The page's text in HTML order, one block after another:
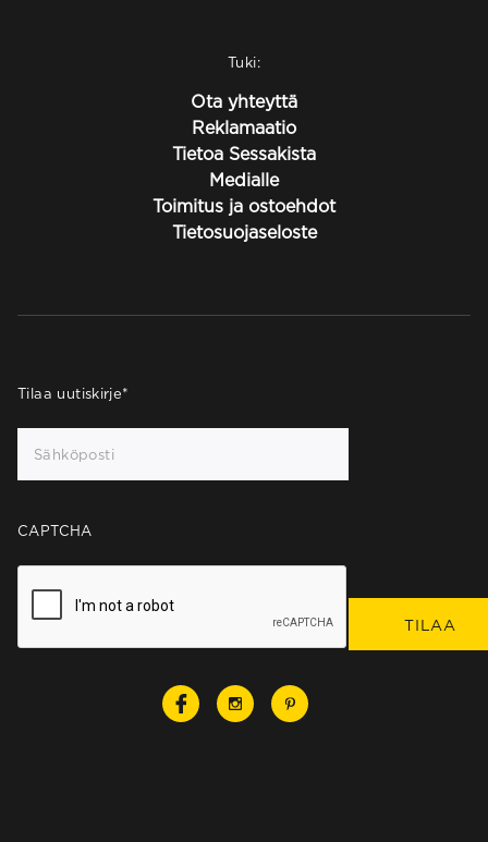
Tuki:
Ota yhteyttä
Reklamaatio
Tietoa Sessakista
Medialle
Toimitus ja ostoehdot
Tietosuojaseloste
Tilaa uutiskirje*
CAPTCHA